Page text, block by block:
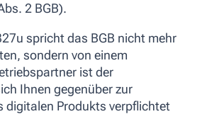
2 BGB).
spricht das BGB nicht mehr
sondern von einem
ist der
Ihnen gegenüber zur
digitalen Produkts verpflichtet